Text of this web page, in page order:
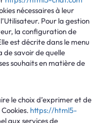
nécessaires à leur
Pour la gestion
la configuration de
est décrite dans le menu
de savoir de quelle
souhaits en matière de
le choix d’exprimer et de
https://html5-
aux services de